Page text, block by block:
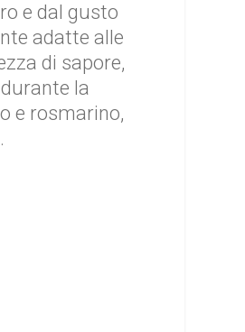
e dal gusto
adatte alle
di sapore,
la
e rosmarino,